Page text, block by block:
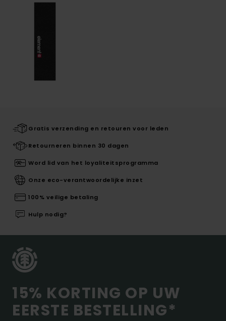
Gratis verzending en retouren voor leden
Retourneren binnen 30 dagen
Word lid van het loyaliteitsprogramma
Onze eco-verantwoordelijke inzet
100% veilige betaling
Hulp nodig?
15% KORTING OP UW
EERSTE BESTELLING*